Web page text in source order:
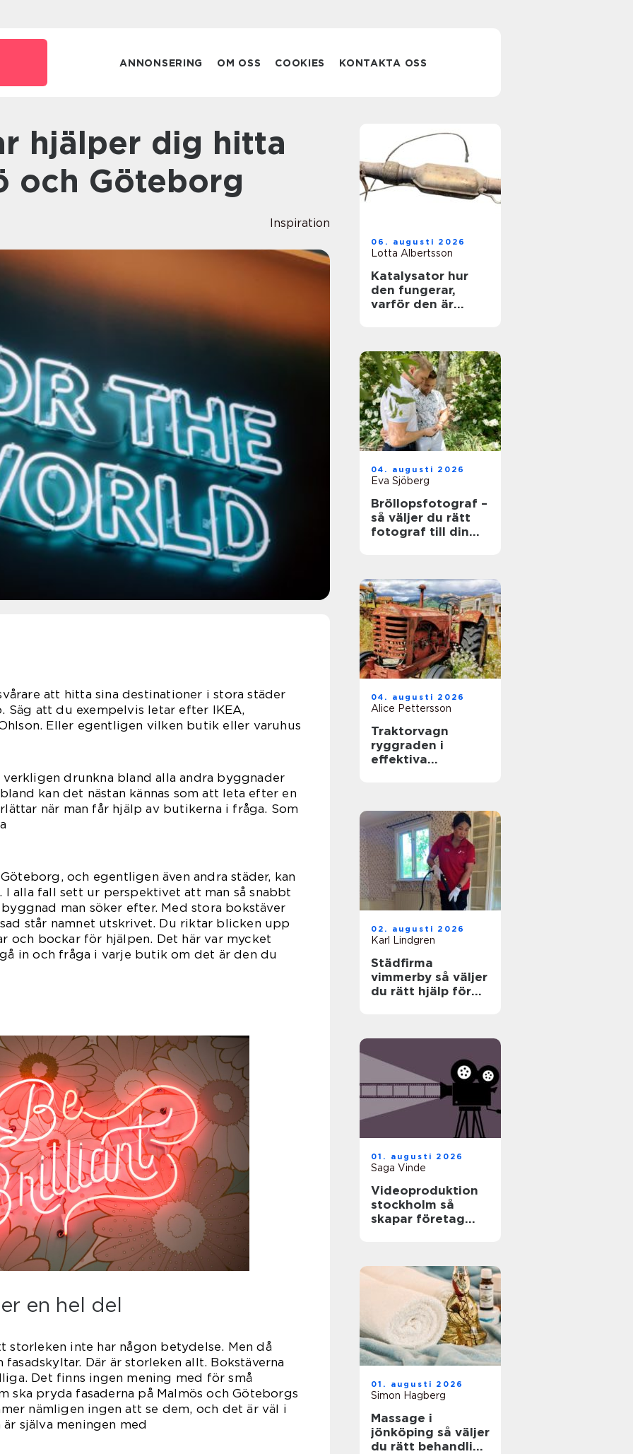
ANNONSERING OM OSS COOKIES KONTAKTA OSS
och Göteborg
Inspiration
att hitta sina destinationer i stora städer
Säg att du exempelvis letar efter IKEA,
Eller egentligen vilken butik eller varuhus
drunkna bland alla andra byggnader
kan det nästan kännas som att leta efter en
när man får hjälp av butikerna i fråga. Som
och egentligen även andra städer, kan
I alla fall sett ur perspektivet att man så snabbt
man söker efter. Med stora bokstäver
står namnet utskrivet. Du riktar blicken upp
och bockar för hjälpen. Det här var mycket
in och fråga i varje butik om det är den du
en hel del
storleken inte har någon betydelse. Men då
Där är storleken allt. Bokstäverna
Det finns ingen mening med för små
ska pryda fasaderna på Malmös och Göteborgs
nämligen ingen att se dem, och det är väl i
själva meningen med
06. augusti 2026
Lotta Albertsson
Katalysator hur
den fungerar,
varför den är
04. augusti 2026
Eva Sjöberg
Bröllopsfotograf –
så väljer du rätt
fotograf till din
04. augusti 2026
Alice Pettersson
Traktorvagn
ryggraden i
effektiva
02. augusti 2026
Karl Lindgren
Städfirma
vimmerby så väljer
du rätt hjälp för
01. augusti 2026
Saga Vinde
Videoproduktion
stockholm så
skapar företag
01. augusti 2026
Simon Hagberg
Massage i
jönköping så väljer
du rätt behandling